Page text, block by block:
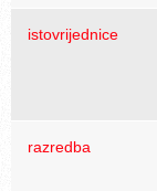
istovrijednice
razredba